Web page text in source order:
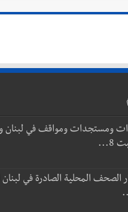
ومستجدات ومواقف في لبنان
8...
الصحف المحلية الصادرة في